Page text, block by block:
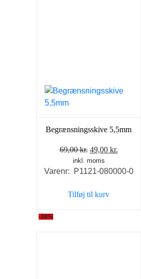
Begrænsningsskive 5,5mm
69,00kr. Den
oprindelige
pris
69,00 kr..
49,00 kr.Den
pris
inkl. moms
Varenr: P1121-080000-0
Tilføj til kurv
-38%